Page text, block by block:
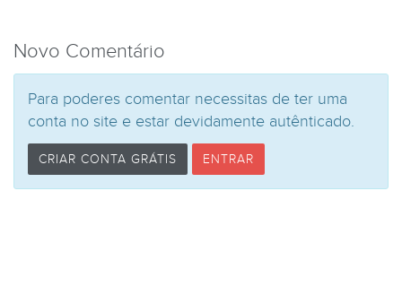
Novo Comentário
Para poderes comentar necessitas de ter uma
conta no site e estar devidamente autênticado.
CRIAR CONTA GRÁTIS ENTRAR